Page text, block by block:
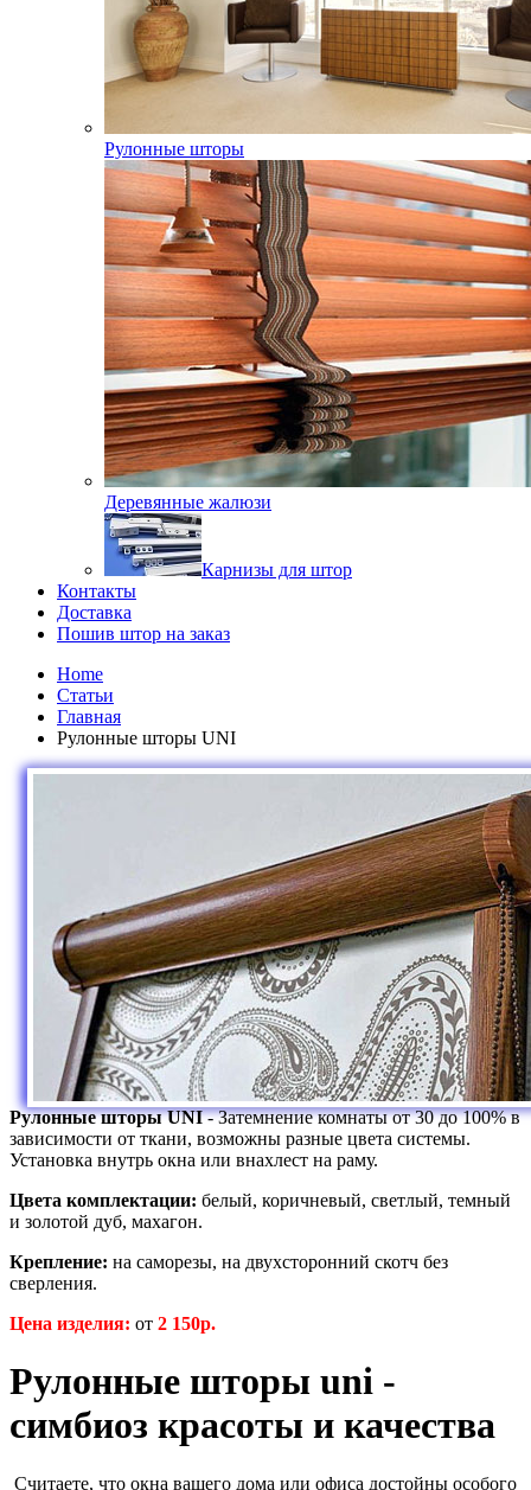
Рулонные шторы
Деревянные жалюзи
Карнизы для штор
Контакты
Доставка
Пошив штор на заказ
Home
Статьи
Главная
Рулонные шторы UNI
Рулонные шторы UNI- Затемнение комнаты от 30 до 100% в
зависимости от ткани, возможны разные цвета системы.
Установка внутрь окна или внахлест на раму.
Цвета комплектации: белый, коричневый, светлый, темный
и золотой дуб, махагон.
Крепление: на саморезы, на двухсторонний скотч без
сверления.
Цена изделия: от 2 150р.
Рулонные шторы uni -
симбиоз красоты и качества
Считаете, что окна вашего дома или офиса достойны особого